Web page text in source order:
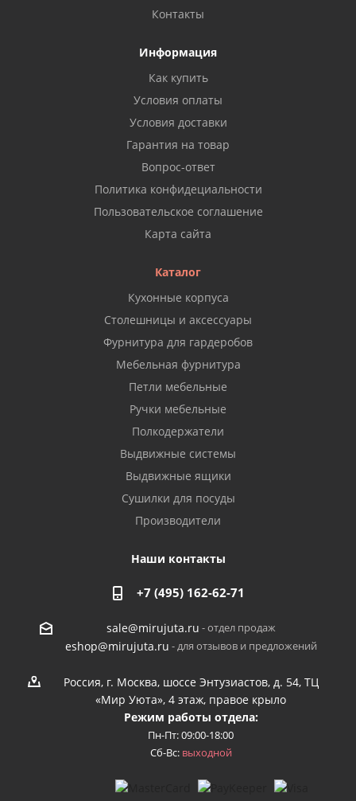
Контакты
Информация
Как купить
Условия оплаты
Условия доставки
Гарантия на товар
Вопрос-ответ
Политика конфидециальности
Пользовательское соглашение
Карта сайта
Каталог
Кухонные корпуса
Столешницы и аксессуары
Фурнитура для гардеробов
Мебельная фурнитура
Петли мебельные
Ручки мебельные
Полкодержатели
Выдвижные системы
Выдвижные ящики
Сушилки для посуды
Производители
Наши контакты
+7 (495) 162-62-71
sale@mirujuta.ru - отдел продаж
eshop@mirujuta.ru - для отзывов и предложений
Россия, г. Москва, шоссе Энтузиастов, д. 54, ТЦ
«Мир Уюта», 4 этаж, правое крыло
Режим работы отдела:
Пн-Пт: 09:00-18:00
Сб-Вс: выходной